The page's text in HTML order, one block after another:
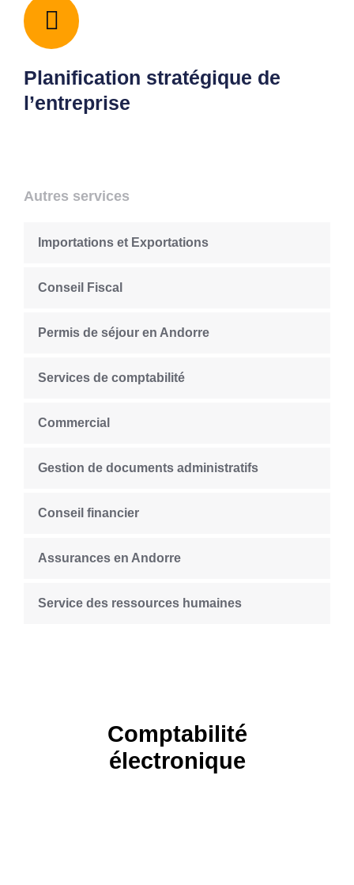
Planification stratégique de
l’entreprise
Autres services
Importations et Exportations
Conseil Fiscal
Permis de séjour en Andorre
Services de comptabilité
Commercial
Gestion de documents administratifs
Conseil financier
Assurances en Andorre
Service des ressources humaines
Comptabilité
électronique